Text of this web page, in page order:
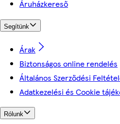
Áruházkereső
Segítünk
Árak
Biztonságos online rendelés
Általános Szerződési
Adatkezelési és Cookie
Rólunk